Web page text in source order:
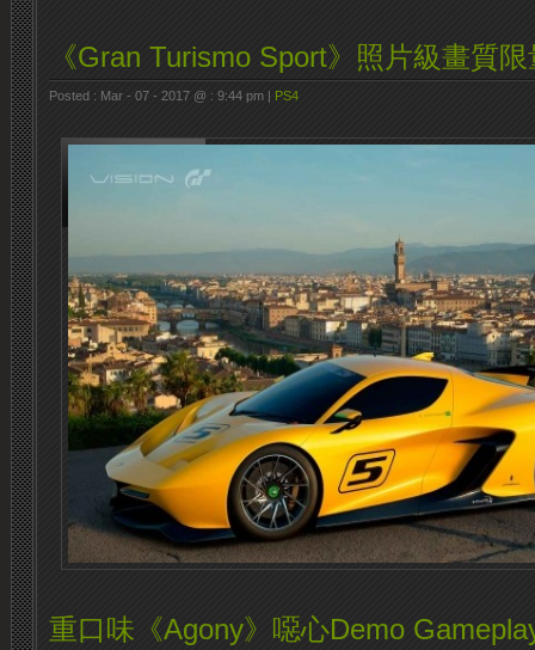
《Gran Turismo Sport》照片級畫質
Posted : Mar - 07 - 2017 @ : 9:44 pm | PS4
重口味《Agony》噁心Demo